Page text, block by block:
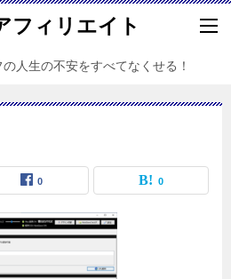
フィリエイト
人生の不安をすべてなくせる！
0 0